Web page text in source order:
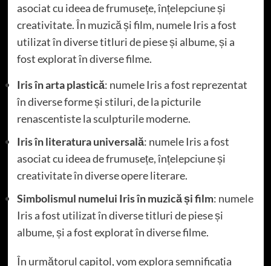
asociat cu ideea de frumusețe, înțelepciune și
creativitate. În muzică și film, numele Iris a fost
utilizat în diverse titluri de piese și albume, și a
fost explorat în diverse filme.
Iris în arta plastică: numele Iris a fost reprezentat
în diverse forme și stiluri, de la picturile
renascentiste la sculpturile moderne.
Iris în literatura universală: numele Iris a fost
asociat cu ideea de frumusețe, înțelepciune și
creativitate în diverse opere literare.
Simbolismul numelui Iris în muzică și film: numele
Iris a fost utilizat în diverse titluri de piese și
albume, și a fost explorat în diverse filme.
În următorul capitol, vom explora semnificația